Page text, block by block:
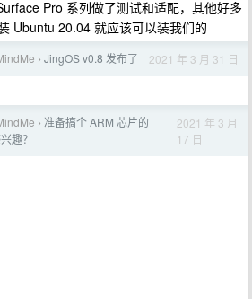
Pro 系列做了测试和适配，其他好多
Ubuntu 20.04 就应该可以装我们的
› JingOS v0.8 发布了 2021 年 3 月 31 日
› 准备搞个 ARM 芯片的
趣？
2021 年 3 月
17 日